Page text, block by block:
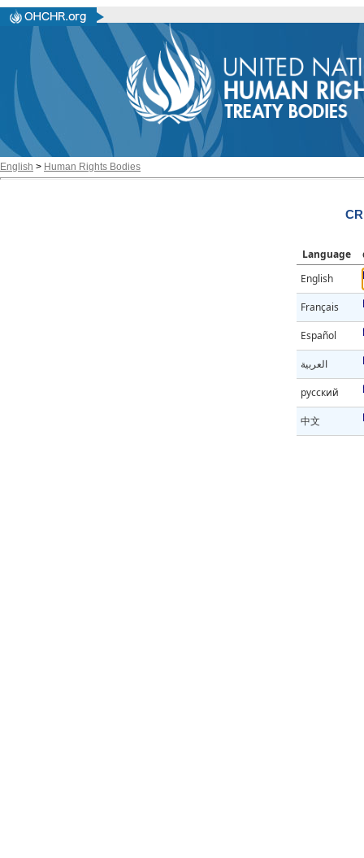
English > Human Rights Bodies
Language
English
Français
Español
العربية
русский
中文